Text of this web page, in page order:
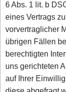
6 Abs. 1 lit. b
eines Vertrags
vorvertraglicher
übrigen Fällen
berechtigten
uns gerichteten
auf Ihrer